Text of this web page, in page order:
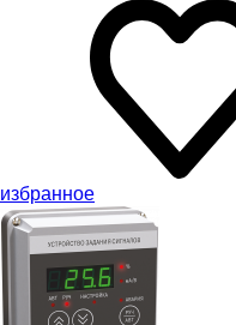
избранное